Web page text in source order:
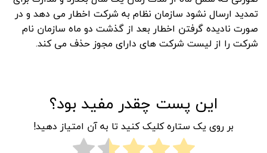
تمدید ارسال نشود سازمان نظام به شرکت اخطار می دهد و در
صورت نادیده گرفتن اخطار بعد از گذشت دو ماه سازمان نام
شرکت را از لیست شرکت های دارای مجوز حذف می کند.
این پست چقدر مفید بود؟
بر روی یک ستاره کلیک کنید تا به آن امتیاز دهید!